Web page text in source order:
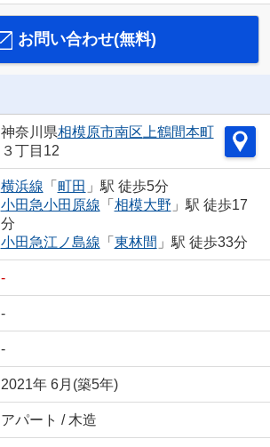
お問い合わせ(無料)
神奈川県相模原市南区上鶴間本町
３丁目12
横浜線 「 町田 」駅 徒歩5分
小田急小田原線 「 相模大野 」駅 徒歩17
分
小田急江ノ島線 「 東林間 」駅 徒歩33分
-
-
-
2021年 6月(築5年)
アパート / 木造